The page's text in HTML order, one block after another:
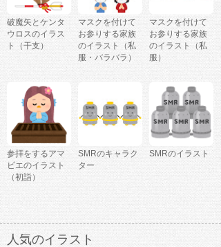
破魔矢とケンタ
ウロスのイラス
ト（干支）
マスクを付けて
お参りする家族
のイラスト（私
服・バラバラ）
マスクを付けて
お参りする家族
のイラスト（私
服）
参拝をするアマ
ビエのイラスト
（初詣）
SMRのキャラク
ター
SMRのイラスト
人気のイラスト